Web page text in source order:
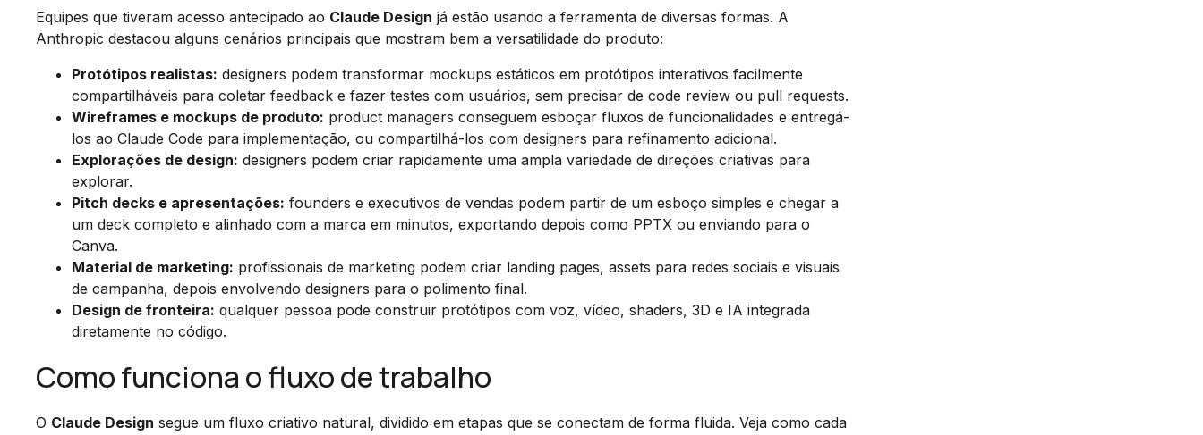
Equipes que tiveram acesso antecipado ao Claude Design já estão usando a ferramenta de diversas formas. A
Anthropic destacou alguns cenários principais que mostram bem a versatilidade do produto:
Protótipos realistas: designers podem transformar mockups estáticos em protótipos interativos facilmente
compartilháveis para coletar feedback e fazer testes com usuários, sem precisar de code review ou pull requests.
Wireframes e mockups de produto: product managers conseguem esboçar fluxos de funcionalidades e entregá-
los ao Claude Code para implementação, ou compartilhá-los com designers para refinamento adicional.
Explorações de design: designers podem criar rapidamente uma ampla variedade de direções criativas para
explorar.
Pitch decks e apresentações: founders e executivos de vendas podem partir de um esboço simples e chegar a
um deck completo e alinhado com a marca em minutos, exportando depois como PPTX ou enviando para o
Canva.
Material de marketing: profissionais de marketing podem criar landing pages, assets para redes sociais e visuais
de campanha, depois envolvendo designers para o polimento final.
Design de fronteira: qualquer pessoa pode construir protótipos com voz, vídeo, shaders, 3D e IA integrada
diretamente no código.
Como funciona o fluxo de trabalho
O Claude Design segue um fluxo criativo natural, dividido em etapas que se conectam de forma fluida. Veja como cada